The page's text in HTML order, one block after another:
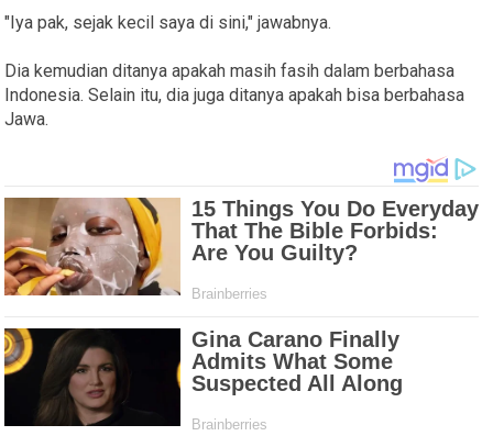
"Iya pak, sejak kecil saya di sini," jawabnya.
Dia kemudian ditanya apakah masih fasih dalam berbahasa
Indonesia. Selain itu, dia juga ditanya apakah bisa berbahasa
Jawa.